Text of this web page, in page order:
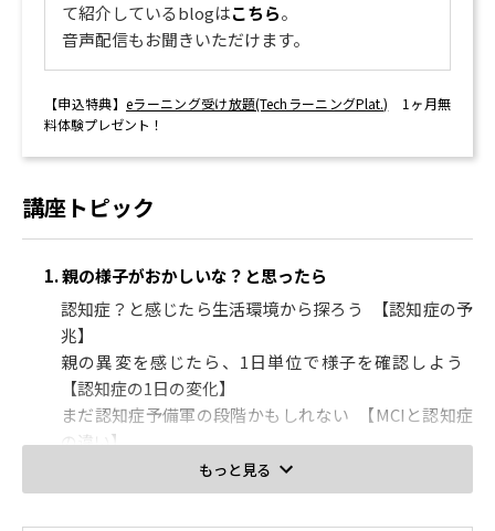
て紹介しているblogはこちら。
音声配信もお聞きいただけます。
【申込特典】 eラーニング受け放題(TechラーニングPlat.) 1ヶ月無
料体験プレゼント！
講座トピック
1. 親の様子がおかしいな？と思ったら
認知症？と感じたら生活環境から探ろう 【認知症の予
兆】
親の異変を感じたら、1日単位で様子を確認しよう
【認知症の1日の変化】
まだ認知症予備軍の段階かもしれない 【MCIと認知症
の違い】
認知症の種類を理解し、混合型にも注意しよう 【認知
症の種類】
もっと見る